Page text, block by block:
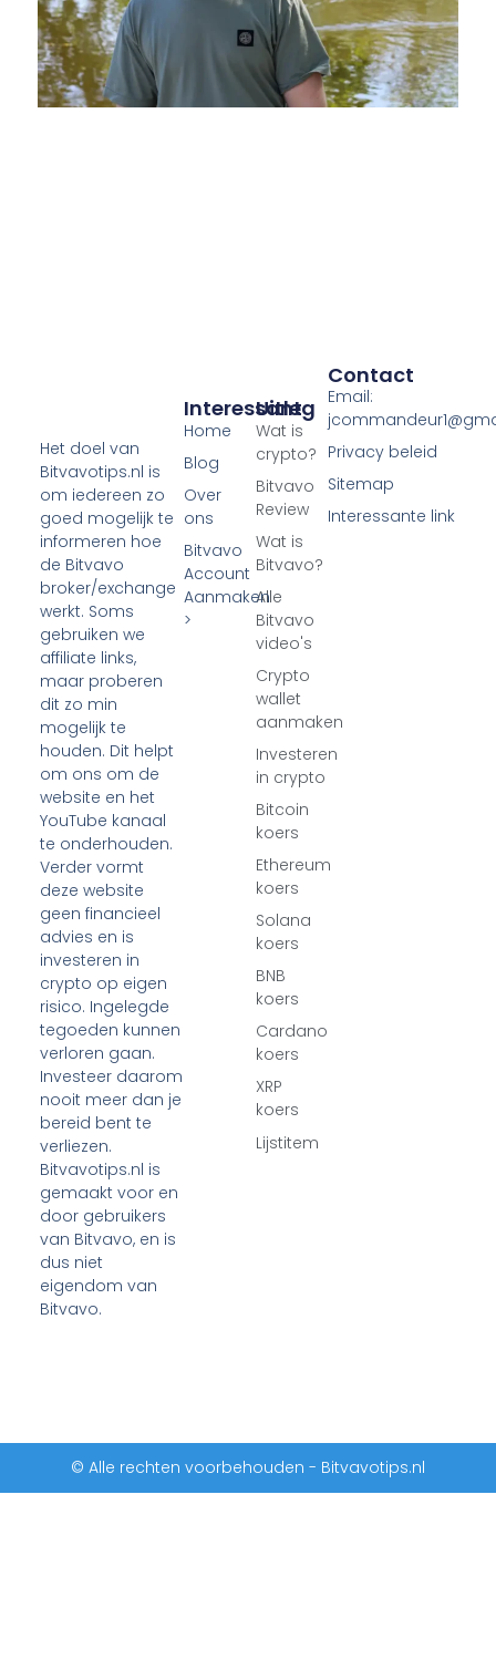
Het doel van
Bitvavotips.nl is
om iedereen zo
goed mogelijk te
informeren hoe
de Bitvavo
broker/exchange
werkt. Soms
gebruiken we
affiliate links,
maar proberen
dit zo min
mogelijk te
houden. Dit helpt
om ons om de
website en het
YouTube kanaal
te onderhouden.
Verder vormt
deze website
geen financieel
advies en is
investeren in
crypto op eigen
risico. Ingelegde
tegoeden kunnen
verloren gaan.
Investeer daarom
nooit meer dan je
bereid bent te
verliezen.
Bitvavotips.nl is
gemaakt voor en
door gebruikers
van Bitvavo, en is
dus niet
eigendom van
Bitvavo.
Uitleg
Wat is
crypto?
Bitvavo
Review
Wat is
Bitvavo?
Alle
Bitvavo
video's
Crypto
wallet
aanmaken
Investeren
in crypto
Bitcoin
koers
Ethereum
koers
Solana
koers
BNB
koers
Cardano
koers
XRP
koers
Lijstitem
Interessant
Home
Blog
Over
ons
Bitvavo
Account
Aanmaken
>
Contact
Email:
Privacy beleid
Sitemap
Interessante link
© Alle rechten voorbehouden - Bitvavotips.nl